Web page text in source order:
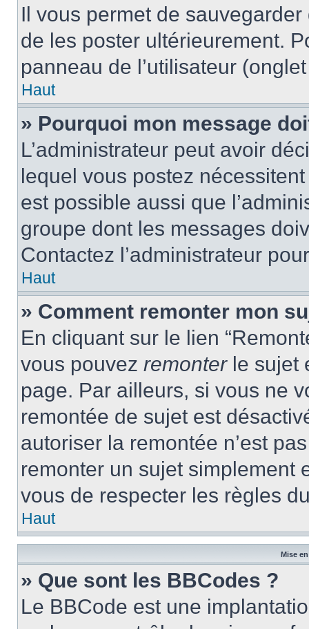
Il vous permet de
de les poster ultérieurement.
panneau de l’utilisateur
Haut
» Pourquoi mon message
L’administrateur peut avoir
lequel vous postez
est possible aussi que
groupe dont les messages
Contactez l’administrateur
Haut
» Comment remonter mon
En cliquant sur le lien
vous pouvez remonterle sujet
page. Par ailleurs, si vous ne
remontée de sujet est
autoriser la remontée n’est
remonter un sujet simplement
vous de respecter les règles
Haut
Mise
» Que sont les BBCodes ?
Le BBCode est une